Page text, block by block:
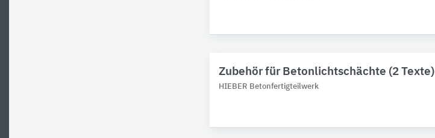
Zubehör für Betonlichtschächte (2 Texte)
HIEBER Betonfertigteilwerk